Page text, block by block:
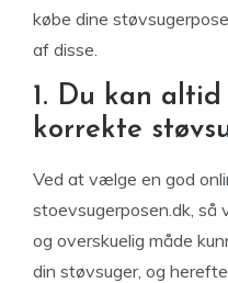
købe dine
af disse.
1. Du kan
korrekte
Ved at vælge en god
stoevsugerposen.dk, så
og overskuelig måde
din støvsuger, og